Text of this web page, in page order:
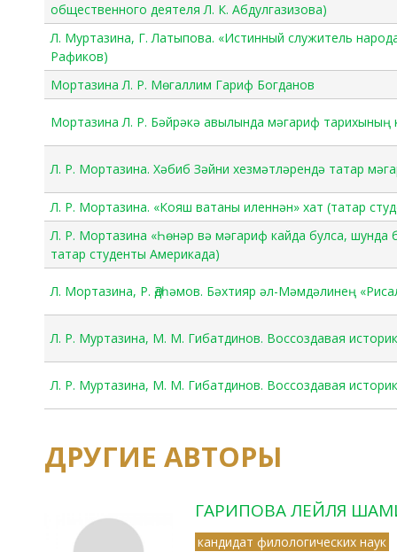
общественного деятеля Л. К. Абдулгазизова)
Л. Муртазина, Г. Латыпова. «Истинный служитель
Рафиков)
Мортазина Л. Р. Мөгаллим Гариф Богданов
Мортазина Л. Р. Бәйрәкә авылында мәгариф тарихының
Л. Р. Мортазина. Хәбиб Зәйни хезмәтләрендә татар
Л. Р. Мортазина. «Кояш ватаны иленнән» хат (татар
Л. Р. Мортазина «Һөнәр вә мәгариф кайда булса, шунда
татар студенты Америкада)
Л. Мортазина, Р. Әдһәмов. Бәхтияр әл-Мәмдәлинең
Л. Р. Муртазина, М. М. Гибатдинов. Воссоздавая
Л. Р. Муртазина, М. М. Гибатдинов. Воссоздавая
ДРУГИЕ АВТОРЫ
ГАРИПОВА ЛЕЙЛЯ
кандидат филологических наук